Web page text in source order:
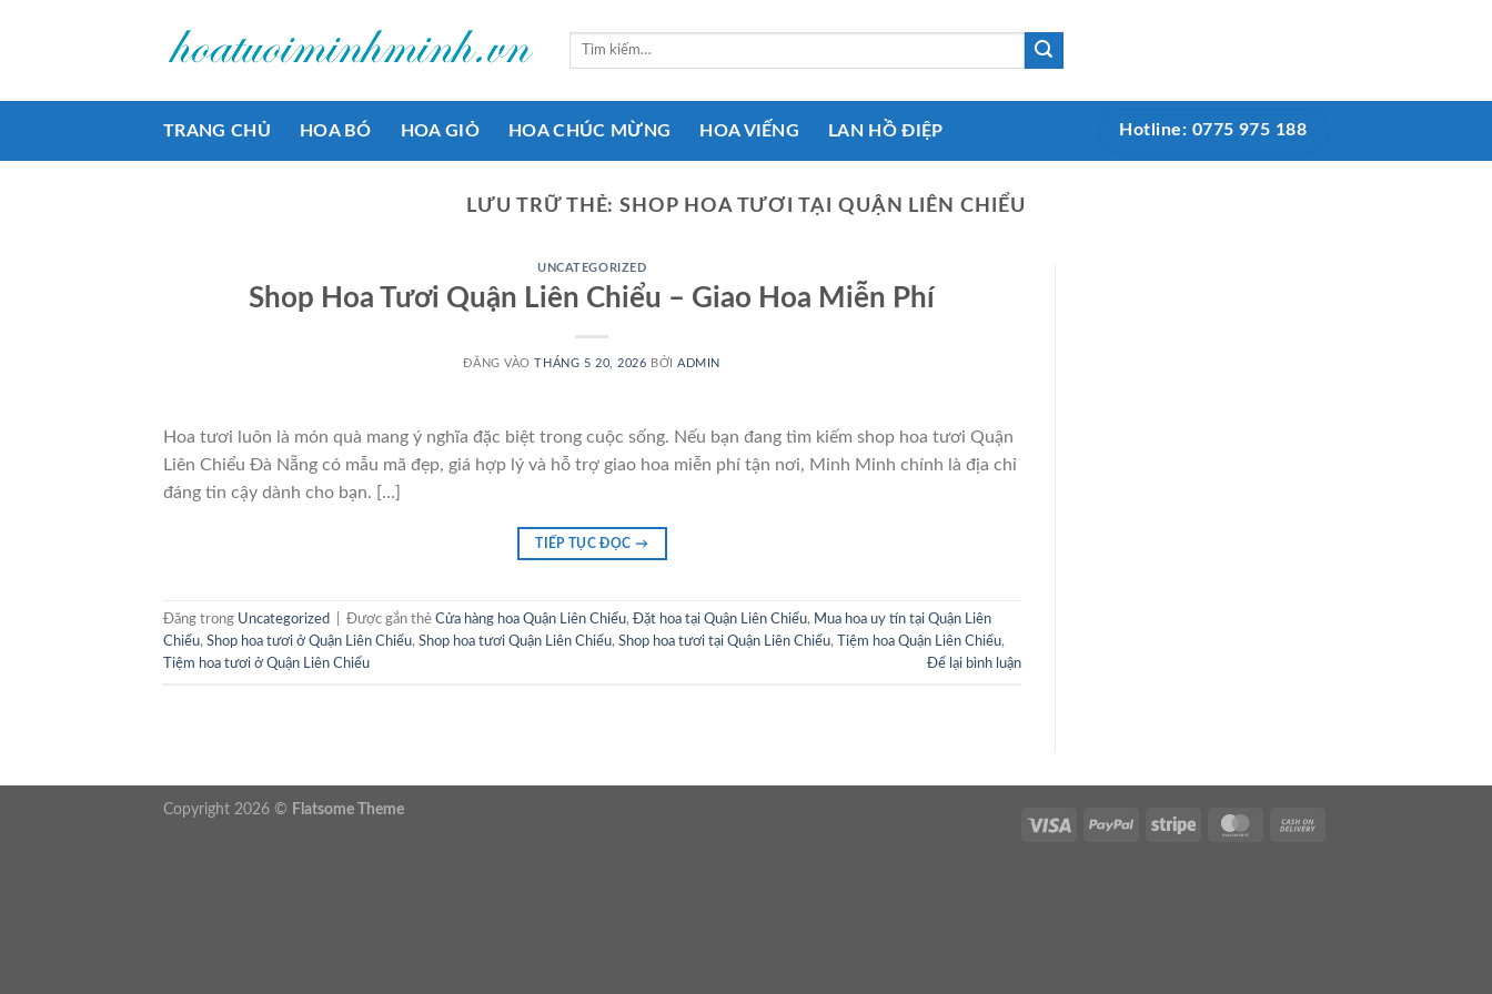
Tìm
TRANG CHỦ HOA BÓ HOA GIỎ HOA CHÚC MỪNG HOA VIẾNG LAN HỒ ĐIỆP Hotline: 0775 975 188
LƯU TRỮ THẺ:SHOP HOA TƯƠI TẠI QUẬN LIÊN CHIỂU
UNCATEGORIZED
Shop Hoa Tươi Quận Liên Chiểu – Giao Hoa Miễn Phí
ĐĂNG VÀOTHÁNG 5 20, 2026 BỞIADMIN
Hoa tươi luôn là món quà mang ý nghĩa đặc biệt trong cuộc sống. Nếu bạn đang tìm kiếm shop hoa tươi Quận
Liên Chiểu Đà Nẵng có mẫu mã đẹp, giá hợp lý và hỗ trợ giao hoa miễn phí tận nơi, Minh Minh chính là địa chỉ
đáng tin cậy dành cho bạn. […]
TIẾP TỤC ĐỌC →
Đăng trong Uncategorized Được gắn thẻ Cửa hàng hoa Quận Liên Chiểu, Đặt hoa tại Quận Liên Chiểu, Mua hoa uy tín tại Quận Liên
Chiểu, Shop hoa tươi ở Quận Liên Chiểu, Shop hoa tươi Quận Liên Chiểu, Shop hoa tươi tại Quận Liên Chiểu, Tiệm hoa Quận Liên Chiểu,
Tiệm hoa tươi ở Quận Liên Chiểu
Để lại bình luận
Copyright 2026 © Flatsome Theme